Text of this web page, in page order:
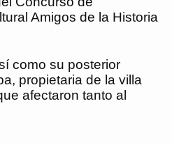
Amigos de la Historia
como su posterior
propietaria de la villa
afectaron tanto al